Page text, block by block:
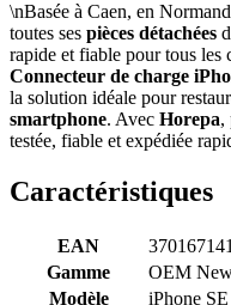
\nBasée à Caen, en
toutes ses pièces détachées
rapide et fiable pour tous les
Connecteur de charge
la solution idéale pour
smartphone. Avec Horepa,
testée, fiable et expédiée
Caractéristiques
EAN
Gamme
OEM
Modèle
iPhone